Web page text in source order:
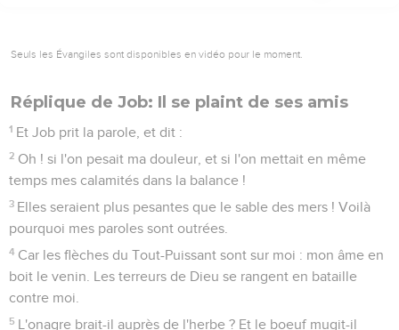
Seuls les Évangiles sont disponibles en vidéo pour le moment.
Réplique de Job: Il se plaint de ses amis
1 Et Job prit la parole, et dit :
2 Oh ! si l'on pesait ma douleur, et si l'on mettait en même
temps mes calamités dans la balance !
3 Elles seraient plus pesantes que le sable des mers ! Voilà
pourquoi mes paroles sont outrées.
4 Car les flèches du Tout-Puissant sont sur moi : mon âme en
boit le venin. Les terreurs de Dieu se rangent en bataille
contre moi.
5 L'onagre brait-il auprès de l'herbe ? Et le boeuf mugit-il